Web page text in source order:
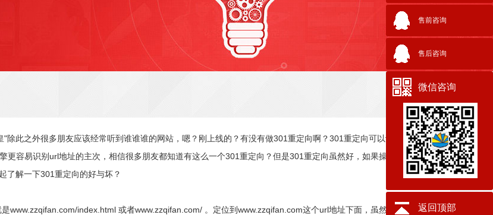
此之外很多朋友应该经常听到谁谁谁的网站，嗯？刚上线的？有没有做301重定向啊？301重定向可以让网站的权重
更容易识别url地址的主次，相信很多朋友都知道有这么一个301重定向？但是301重定向虽然好，如果操作不当，好事
了解一下301重定向的好与坏？
www.zzqifan.com/index.html 或者www.zzqifan.com/ 。定位到www.zzqifan.com这个url地址下面，虽然从我们的角度
售前咨询
售后咨询
微信咨询
返回顶部